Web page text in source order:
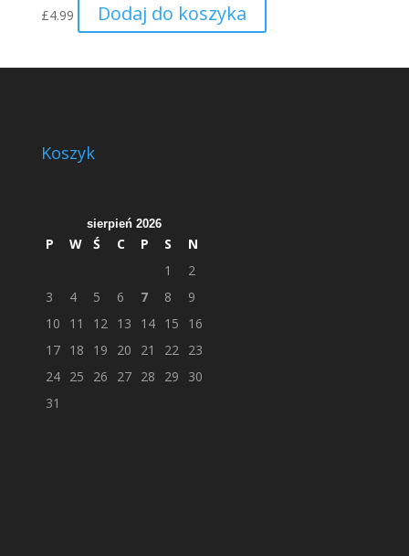
£4.99 Dodaj do koszyka
Koszyk
sierpień 2026
P W Ś C P S
N
1
2
3
4 5 6 7 8
9
10
11 12 13 14 15
16
17 18 19 20 21 22 23
24 25 26 27 28 29
30
31